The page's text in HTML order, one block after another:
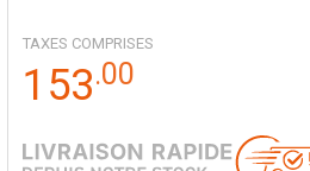
TAXES COMPRISES
153.00